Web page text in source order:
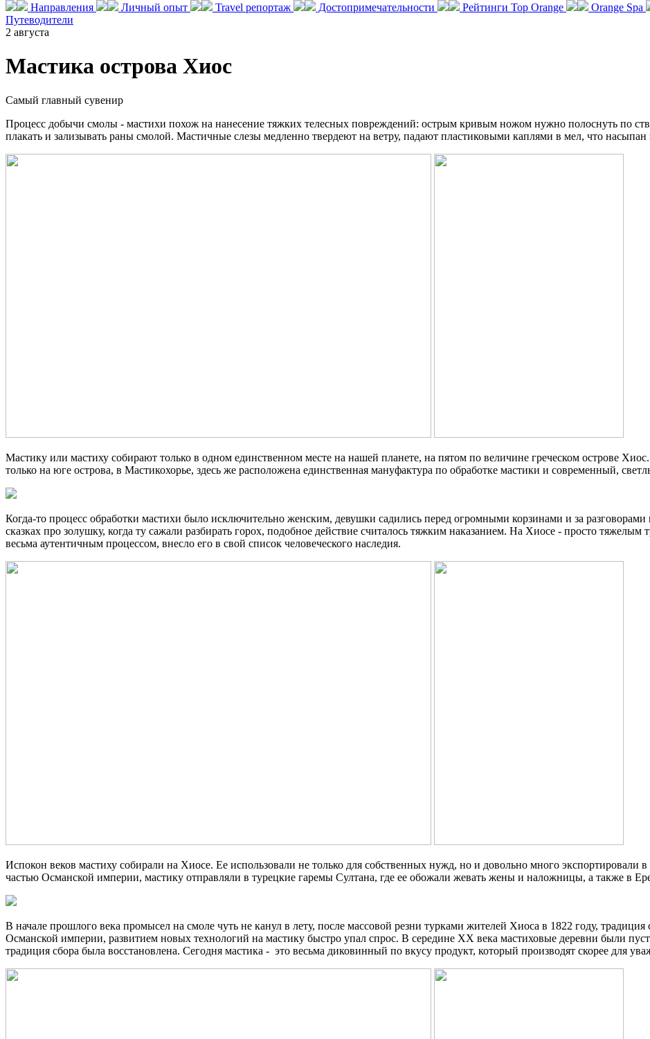
Направления
Личный опыт Travel репортаж Достопримечательности Рейтинги Top Orange Orange Spa
Путеводители
2 августа
Мастика острова Хиос
Самый главный сувенир
Процесс добычи смолы - мастихи похож на нанесение тяжких телесных повреждений: острым кривым ножом нужно полоснуть по
плакать и зализывать раны смолой. Мастичные слезы медленно твердеют на ветру, падают пластиковыми каплями в мел, что насыпан
Мастику или мастиху собирают только в одном единственном месте на нашей планете, на пятом по величине греческом острове
только на юге острова, в Мастикохорье, здесь же расположена единственная мануфактура по обработке мастики и современный,
Когда-то процесс обработки мастихи было исключительно женским, девушки садились перед огромными корзинами и за
сказках про золушку, когда ту сажали разбирать горох, подобное действие считалось тяжким наказанием. На Хиосе - просто
весьма аутентичным процессом, внесло его в свой список человеческого наследия.
Испокон веков мастиху собирали на Хиосе. Ее использовали не только для собственных нужд, но и довольно много экспортировали
частью Османской империи, мастику отправляли в турецкие гаремы Султана, где ее обожали жевать жены и наложницы, а также в
В начале прошлого века промысел на смоле чуть не канул в лету, после массовой резни турками жителей Хиоса в 1822 году,
Османской империи, развитием новых технологий на мастику быстро упал спрос. В середине XX века мастиховые деревни были
традиция сбора была восстановлена. Сегодня мастика - это весьма диковинный по вкусу продукт, который производят скорее для